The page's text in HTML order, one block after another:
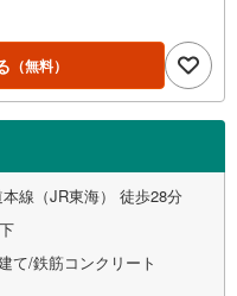
（無料）
線（JR東海） 徒歩28分
て/鉄筋コンクリート